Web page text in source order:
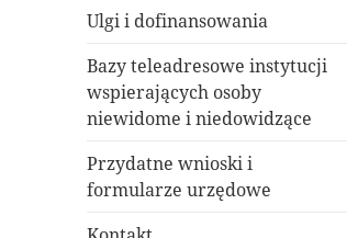
Ulgi i dofinansowania
Bazy teleadresowe instytucji
wspierających osoby
niewidome i niedowidzące
Przydatne wnioski i
formularze urzędowe